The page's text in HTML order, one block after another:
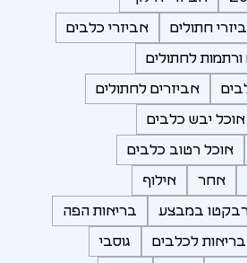
חתולים אביזרי כלבים
ורתמות לחתולים
אביזרים לחתולים
אוכל יבש כלבים
אוכל רטוב כלבים
אחר אילוף
במבצע בריאות הפה
בריאות לכלבים גוסבי